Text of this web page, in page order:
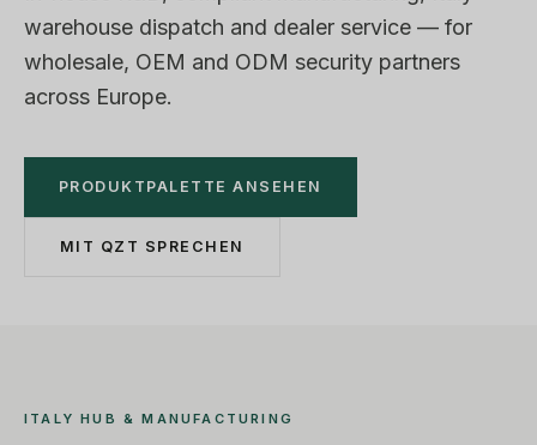
warehouse dispatch and dealer service — for
wholesale, OEM and ODM security partners
across Europe.
PRODUKTPALETTE ANSEHEN
MIT QZT SPRECHEN
ITALY HUB & MANUFACTURING